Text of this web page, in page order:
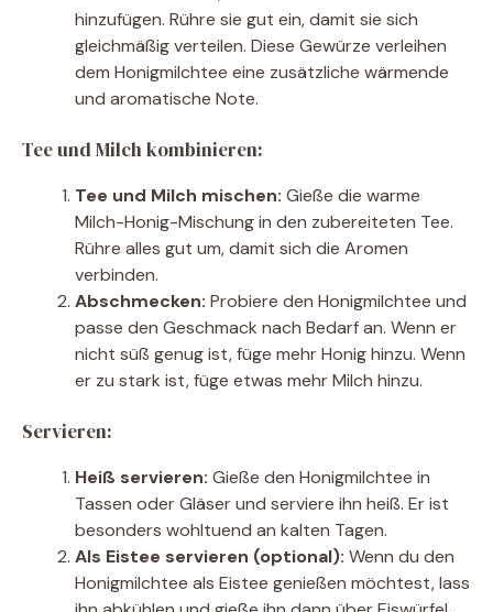
hinzufügen. Rühre sie gut ein, damit sie sich
gleichmäßig verteilen. Diese Gewürze verleihen
dem Honigmilchtee eine zusätzliche wärmende
und aromatische Note.
Tee und Milch kombinieren:
Tee und Milch mischen: Gieße die warme
Milch-Honig-Mischung in den zubereiteten Tee.
Rühre alles gut um, damit sich die Aromen
verbinden.
Abschmecken: Probiere den Honigmilchtee und
passe den Geschmack nach Bedarf an. Wenn er
nicht süß genug ist, füge mehr Honig hinzu. Wenn
er zu stark ist, füge etwas mehr Milch hinzu.
Servieren:
Heiß servieren: Gieße den Honigmilchtee in
Tassen oder Gläser und serviere ihn heiß. Er ist
besonders wohltuend an kalten Tagen.
Als Eistee servieren (optional): Wenn du den
Honigmilchtee als Eistee genießen möchtest, lass